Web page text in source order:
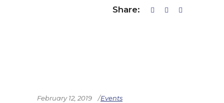
Share:
February 12, 2019 Events